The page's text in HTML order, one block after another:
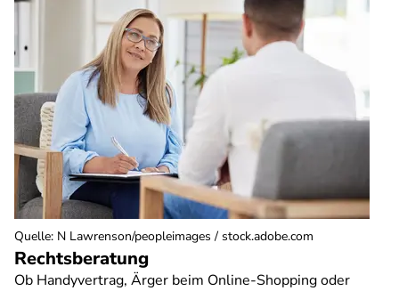
Rechtsberatung
Ob Handyvertrag, Ärger beim Online-Shopping oder
Quelle: N Lawrenson/peopleimages / stock.adobe.com